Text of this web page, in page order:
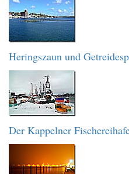
Heringszaun und
Der Kappelner